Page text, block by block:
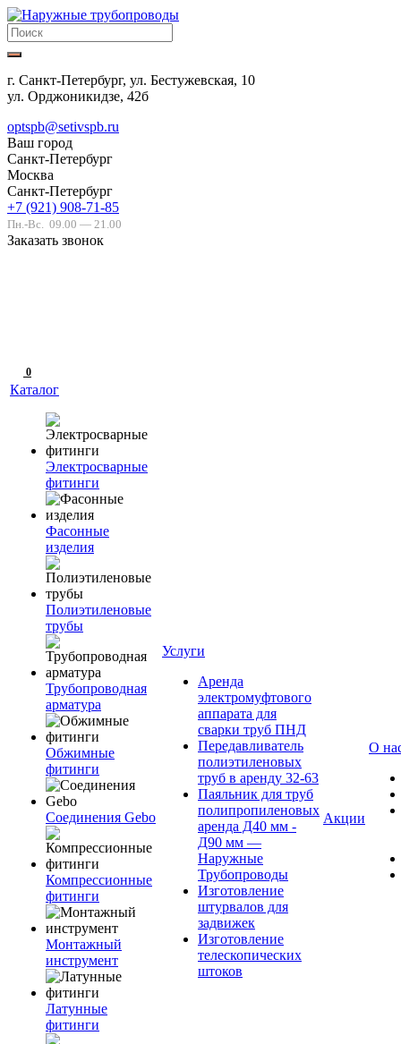
г. Санкт-Петербург, ул. Бестужевская, 10
ул. Орджоникидзе, 42б
optspb@setivspb.ru
Ваш город
Санкт-Петербург
Москва
Санкт-Петербург
+7 (921) 908-71-85
Пн.-Вс. 09.00 — 21.00
Заказать звонок
0
Каталог
Электросварные
фитинги
Фасонные
изделия
Полиэтиленовые
трубы
Трубопроводная
арматура
Обжимные
фитинги
Соединения Gebo
Компрессионные
фитинги
Монтажный
инструмент
Латунные
фитинги
Услуги
Аренда
электромуфтового
аппарата для
сварки труб ПНД
Передавливатель
полиэтиленовых
труб в аренду 32-63
Паяльник для труб
полипропиленовых
аренда Д40 мм -
Д90 мм —
Наружные
Трубопроводы
Изготовление
штурвалов для
задвижек
Изготовление
телескопических
штоков
Акции
О